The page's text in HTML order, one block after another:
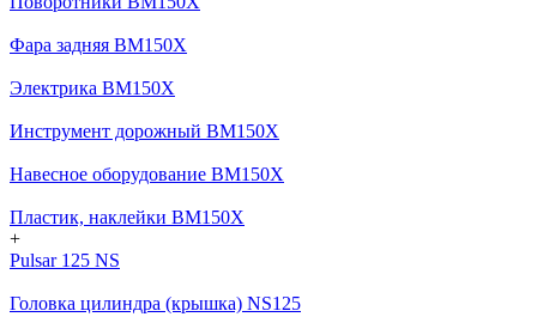
Фара задняя BM150X
Электрика BM150X
Инструмент дорожный BM150X
Навесное оборудование BM150X
Пластик, наклейки BM150X
+
Pulsar 125 NS
Головка цилиндра (крышка) NS125